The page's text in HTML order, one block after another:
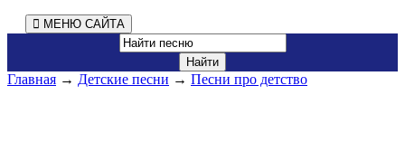
МЕНЮ САЙТА
Главная → Детские песни → Песни про детство